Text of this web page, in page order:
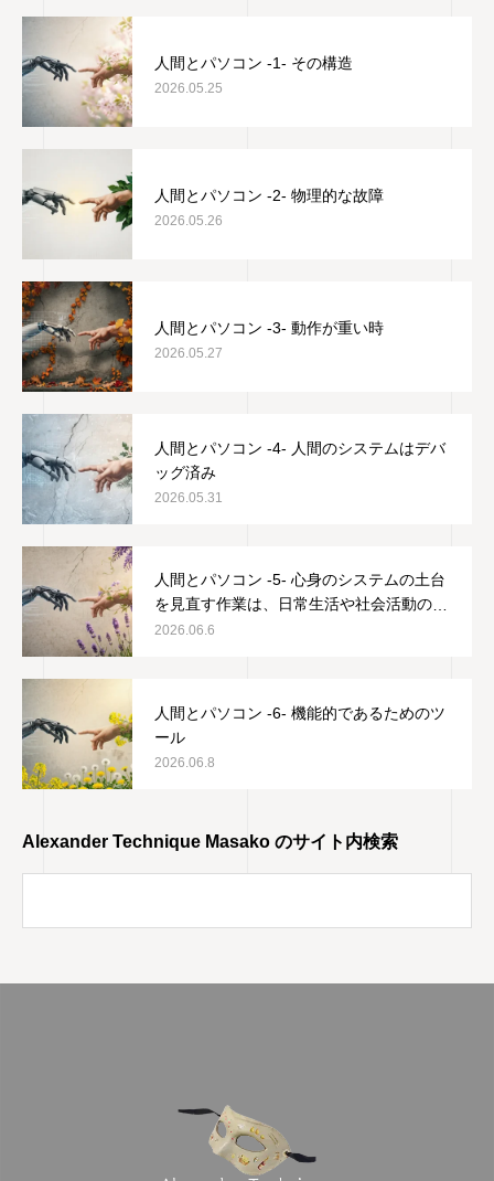
人間とパソコン -1- その構造
2026.05.25
人間とパソコン -2- 物理的な故障
2026.05.26
人間とパソコン -3- 動作が重い時
2026.05.27
人間とパソコン -4- 人間のシステムはデバ
ッグ済み
2026.05.31
人間とパソコン -5- 心身のシステムの土台
を見直す作業は、日常生活や社会活動の邪
魔をしない
2026.06.6
人間とパソコン -6- 機能的であるためのツ
ール
2026.06.8
Alexander Technique Masako のサイト内検索